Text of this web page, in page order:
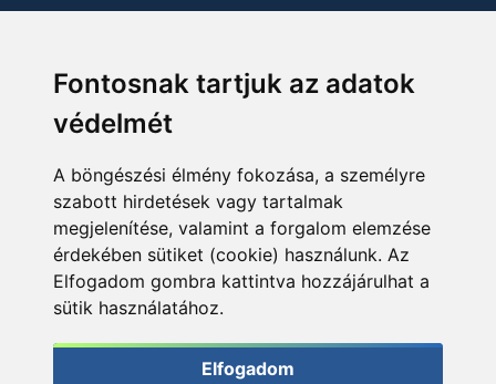
Fontosnak tartjuk az adatok
védelmét
A böngészési élmény fokozása, a személyre
szabott hirdetések vagy tartalmak
megjelenítése, valamint a forgalom elemzése
érdekében sütiket (cookie) használunk. Az
Elfogadom gombra kattintva hozzájárulhat a
sütik használatához.
Elfogadom